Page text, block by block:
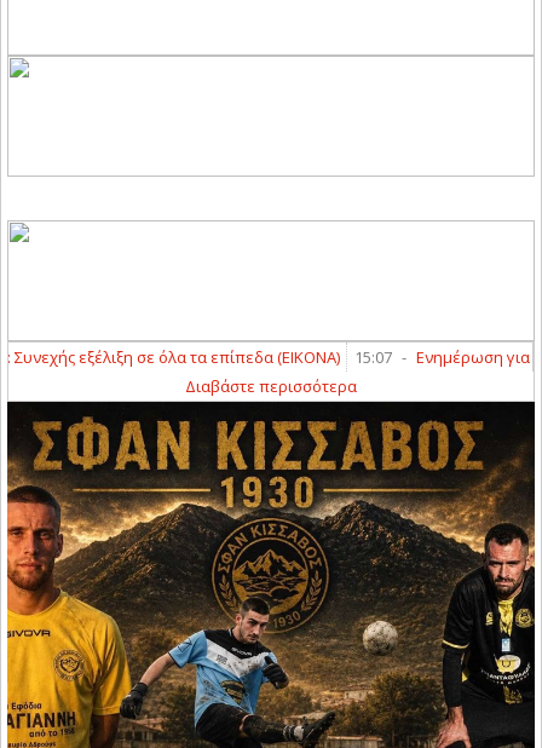
εξέλιξη σε όλα τα επίπεδα (ΕΙΚΟΝΑ) 15:07 - Ενημέρωση για τον
Διαβάστε περισσότερα